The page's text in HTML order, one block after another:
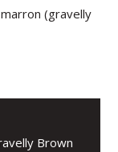
(gravelly
Brown